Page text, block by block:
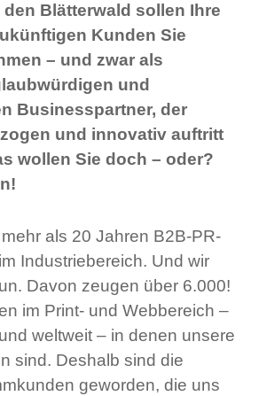
Blätterwald sollen Ihre
Kunden Sie
– und zwar als
und
Businesspartner, der
und innovativ auftritt
wollen Sie doch – oder?
als 20 Jahren B2B-PR-
Industriebereich. Und wir
Davon zeugen über 6.000!
im Print- und Webbereich –
weltweit – in denen unsere
sind. Deshalb sind die
geworden, die uns